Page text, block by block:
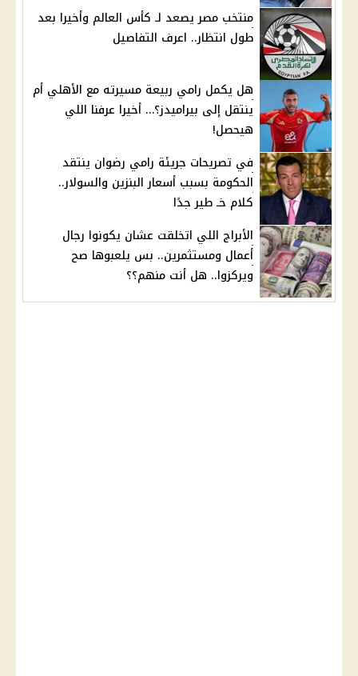
منتخب مصر يصعد لـ كأس العالم وأخيرا بعد
طول انتظار.. اعرف التفاصيل
هل يكمل رامي ربيعة مسيرته مع الأهلي أم
ينتقل إلى بيراميدز؟… أخيرا عرفنا اللي
هيحصل!
في تصريحات جريئة رامي رضوان ينتقد
الحكومة بسبب أسعار البنزين والسولار..
كلام خـ طير جدًا
الأبراج اللي اتخلقت عشان يكونوا رجال
أعمال ومستثمرين.. بس يلعبوها صح
ويركزوا.. هل أنت منهم؟؟